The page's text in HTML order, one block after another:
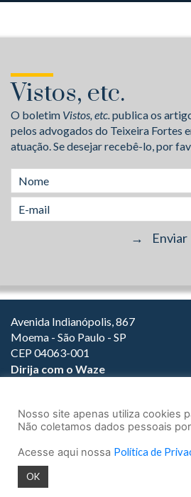
Vistos, etc.
O boletim Vistos, etc.publica os
pelos advogados do Teixeira Fortes
atuação. Se desejar recebê-lo, por
Avenida Indianópolis, 867
Moema - São Paulo - SP
CEP 04063-001
Dirija com o Waze
(11) 3147-1800
© 2026.
Nosso site apenas utiliza cookies
Não coletamos dados pessoais
Acesse aqui nossa Política de
OK